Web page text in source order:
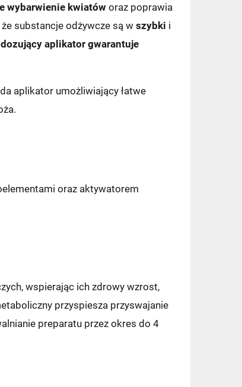
wybarwienie kwiatów oraz poprawia
substancje odżywcze są w szybki i
aplikator gwarantuje
aplikator umożliwiający łatwe
oraz aktywatorem
wspierając ich zdrowy wzrost,
przyspiesza przyswajanie
preparatu przez okres do 4